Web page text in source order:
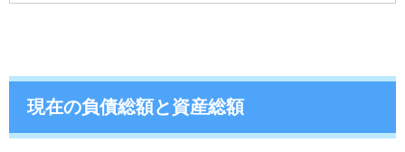
現在の負債総額と資産総額